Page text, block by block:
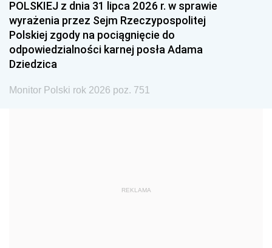
1993 1992 1991
1990 1989
1987 1986 1985
1968
POLSKIEJ z dnia 31 lipca 2026 r. w sprawie
wyrażenia przez Sejm Rzeczypospolitej
Polskiej zgody na pociągnięcie do
odpowiedzialności karnej posła Adama
Dziedzica
Monitor Polski rok 2026 poz. 751
REKLAMA